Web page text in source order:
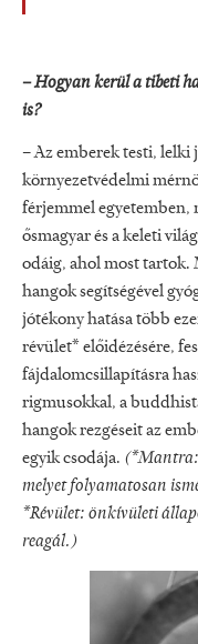
– Hogyan kerül a tibeti
is?
– Az emberek testi, lelki
környezetvédelmi
férjemmel egyetemben,
ősmagyar és a keleti
odáig, ahol most tartok.
hangok segítségével
jótékony hatása több
révület* előidézésére,
fájdalomcsillapításra
rigmusokkal, a
hangok rezgéseit az
egyik csodája. (*Mantra:
melyet folyamatosan
*Révület: önkívületi
reagál.)